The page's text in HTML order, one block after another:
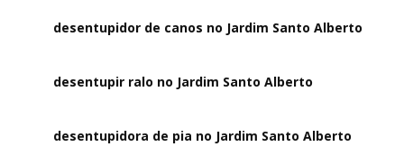
desentupidor de canos no Jardim Santo Alberto
desentupir ralo no Jardim Santo Alberto
desentupidora de pia no Jardim Santo Alberto